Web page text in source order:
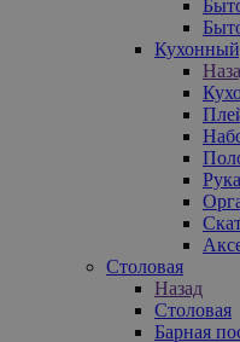
Столовая
Назад
Столовая
Барная